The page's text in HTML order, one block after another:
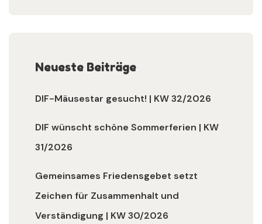
Neueste Beiträge
DIF-Mäusestar gesucht! | KW 32/2026
DIF wünscht schöne Sommerferien | KW
31/2026
Gemeinsames Friedensgebet setzt
Zeichen für Zusammenhalt und
Verständigung | KW 30/2026